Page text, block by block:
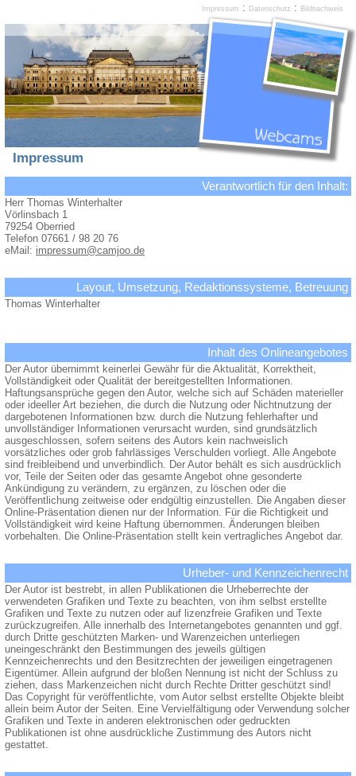
Impressum
Verantwortlich für den Inhalt:
Herr Thomas Winterhalter
Vörlinsbach 1
79254 Oberried
Telefon 07661 / 98 20 76
eMail: impressum@camjoo.de
Layout, Umsetzung, Redaktionssysteme, Betreuung
Thomas Winterhalter
Inhalt des Onlineangebotes
Der Autor übernimmt keinerlei Gewähr für die Aktualität, Korrektheit,
Vollständigkeit oder Qualität der bereitgestellten Informationen.
Haftungsansprüche gegen den Autor, welche sich auf Schäden materieller
oder ideeller Art beziehen, die durch die Nutzung oder Nichtnutzung der
dargebotenen Informationen bzw. durch die Nutzung fehlerhafter und
unvollständiger Informationen verursacht wurden, sind grundsätzlich
ausgeschlossen, sofern seitens des Autors kein nachweislich
vorsätzliches oder grob fahrlässiges Verschulden vorliegt. Alle Angebote
sind freibleibend und unverbindlich. Der Autor behält es sich ausdrücklich
vor, Teile der Seiten oder das gesamte Angebot ohne gesonderte
Ankündigung zu verändern, zu ergänzen, zu löschen oder die
Veröffentlichung zeitweise oder endgültig einzustellen. Die Angaben dieser
Online-Präsentation dienen nur der Information. Für die Richtigkeit und
Vollständigkeit wird keine Haftung übernommen. Änderungen bleiben
vorbehalten. Die Online-Präsentation stellt kein vertragliches Angebot dar.
Urheber- und Kennzeichenrecht
Der Autor ist bestrebt, in allen Publikationen die Urheberrechte der
verwendeten Grafiken und Texte zu beachten, von ihm selbst erstellte
Grafiken und Texte zu nutzen oder auf lizenzfreie Grafiken und Texte
zurückzugreifen. Alle innerhalb des Internetangebotes genannten und ggf.
durch Dritte geschützten Marken- und Warenzeichen unterliegen
uneingeschränkt den Bestimmungen des jeweils gültigen
Kennzeichenrechts und den Besitzrechten der jeweiligen eingetragenen
Eigentümer. Allein aufgrund der bloßen Nennung ist nicht der Schluss zu
ziehen, dass Markenzeichen nicht durch Rechte Dritter geschützt sind!
Das Copyright für veröffentlichte, vom Autor selbst erstellte Objekte bleibt
allein beim Autor der Seiten. Eine Vervielfältigung oder Verwendung solcher
Grafiken und Texte in anderen elektronischen oder gedruckten
Publikationen ist ohne ausdrückliche Zustimmung des Autors nicht
gestattet.
Impressum : Datenschutz : Bildnachweis